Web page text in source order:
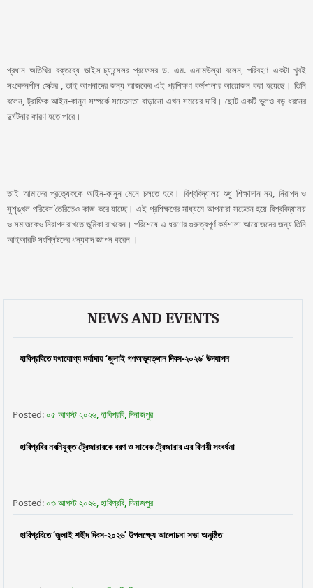
প্রধান অতিথির বক্তব্যে ভাইস-চ্যান্সেলর প্রফেসর ড. এম. এনামউল্যা বলেন, পরিবহণ একটা খুবই
সংবেদনশীল সেক্টর , তাই আপনাদের জন্য আজকের এই প্রশিক্ষণ কর্মশালার আয়োজন করা হয়েছে। তিনি
বলেন, ট্রাফিক আইন-কানুন সম্পর্কে সচেতনতা বাড়ানো এখন সময়ের দাবি। ছোট একটি ভুলও বড় ধরনের
দুর্ঘটনার কারণ হতে পারে।
তাই আমাদের প্রত্যেককে আইন-কানুন মেনে চলতে হবে। বিশ্ববিদ্যালয় শুধু শিক্ষাদান নয়, নিরাপদ ও
সুশৃঙ্খল পরিবেশ তৈরিতেও কাজ করে যাচ্ছে। এই প্রশিক্ষণের মাধ্যমে আপনারা সচেতন হয়ে বিশ্ববিদ্যালয়
ও সমাজকেও নিরাপদ রাখতে ভূমিকা রাখবেন। পরিশেষে এ ধরণের গুরুত্বপূর্ণ কর্মশালা আয়োজনের জন্য তিনি
আইআরটি সংশ্লিষ্টদের ধন্যবাদ জ্ঞাপন করেন ।
NEWS AND EVENTS
হাবিপ্রবিতে যথাযোগ্য মর্যাদায় ‘জুলাই গণঅভ্যূত্থান দিবস-২০২৬’ উদযাপন
Posted: ০৫ আগস্ট ২০২৬, হাবিপ্রবি, দিনাজপুর
হাবিপ্রবির নবনিযুক্ত ট্রেজারারকে বরণ ও সাবেক ট্রেজারার এর বিদায়ী সংবর্ধনা
Posted: ০৩ আগস্ট ২০২৬, হাবিপ্রবি, দিনাজপুর
হাবিপ্রবিতে ‘জুলাই শহীদ দিবস-২০২৬’ উপলক্ষ্যে আলোচনা সভা অনুষ্ঠিত